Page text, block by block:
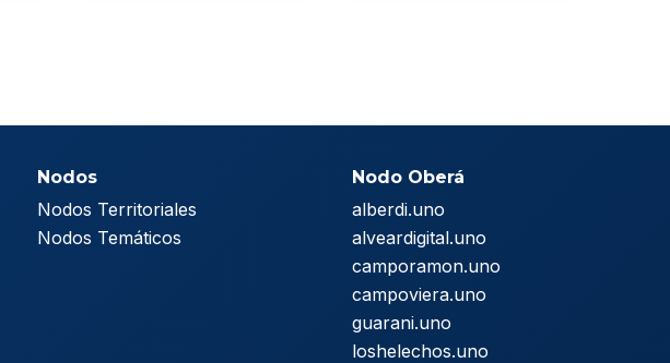
Nodos
Nodos Territoriales
Nodos Temáticos
Nodo Oberá
alberdi.uno
alveardigital.uno
camporamon.uno
campoviera.uno
guarani.uno
loshelechos.uno